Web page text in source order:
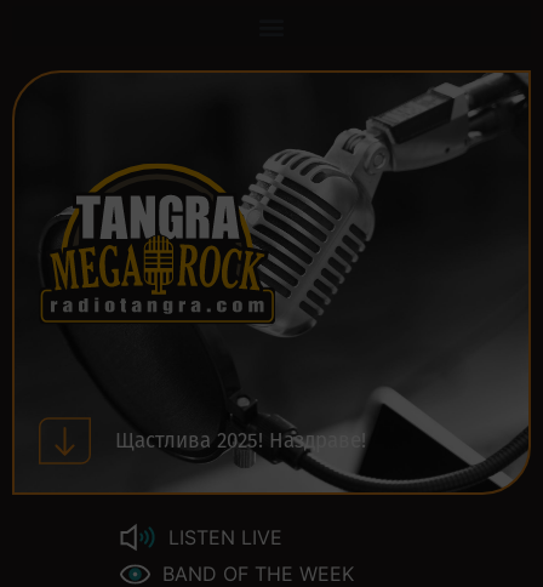
Щастлива 2025! Наздраве!
LISTEN LIVE
BAND OF THE WEEK